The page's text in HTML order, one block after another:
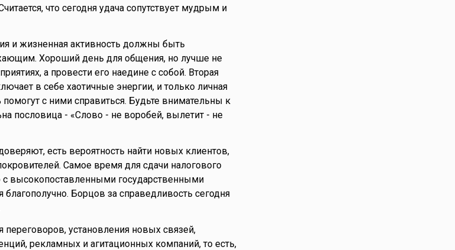
что сегодня удача сопутствует мудрым и
и жизненная активность должны быть
Хороший день для общения, но лучше не
а провести его наедине с собой. Вторая
в себе хаотичные энергии, и только личная
помогут с ними справиться. Будьте внимательны к
пословица - «Слово - не воробей, вылетит - не
есть вероятность найти новых клиентов,
Самое время для сдачи налогового
с высокопоставленными государственными
Борцов за справедливость сегодня
установления новых связей,
рекламных и агитационных компаний, то есть,